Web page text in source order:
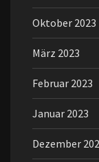
Oktober 2023
März 2023
Februar 2023
Januar 2023
Dezember